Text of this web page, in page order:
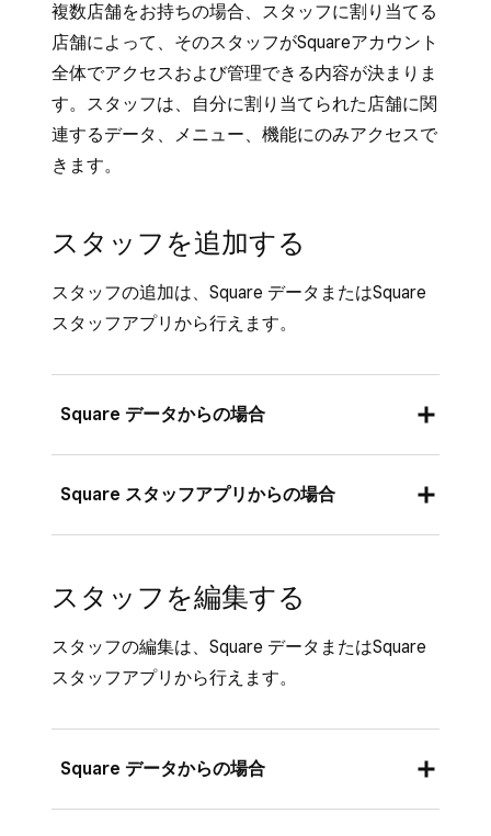
複数店舗をお持ちの場合、スタッフに割り当てる
店舗によって、そのスタッフがSquareアカウント
全体でアクセスおよび管理できる内容が決まりま
す。スタッフは、自分に割り当てられた店舗に関
連するデータ、メニュー、機能にのみアクセスで
きます。
スタッフを追加する
スタッフの追加は、Square データまたはSquare
スタッフアプリから行えます。
Square データからの場合
Square データにログインし、[
スタッフの氏名とメールアドレスまたは電
ます。
たは給与）を入力します。職務がすでに存
在する場合は、[主な職務
] を選択するか、
Square スタッフアプリからの場合
ビゲーションバーにある [スタッフ
ションバーにない場合は、[≡その他] にあ
ります。
[+] を選択します。
スタッフの氏名とメールアドレスまたは電
スタッフを編集する
スタッフの編集は、Square データまたはSquare
スタッフアプリから行えます。
Square データからの場合